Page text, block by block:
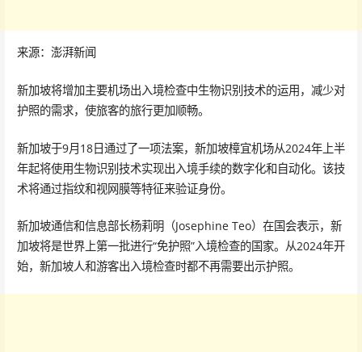
来源：澎湃新闻
新加坡将增加主要机场出入境检查中生物识别技术的运用，减少对
护照的需求，使旅客的旅行更加顺畅。
新加坡于9月18日通过了一项法案，新加坡樟宜机场从2024年上半
年起将使用生物识别技术实现出入境手续的数字化和自动化。该技
术将通过指纹和视网膜等特征来验证身份。
新加坡通信和信息部长杨莉明（Josephine Teo）在国会表示，新
加坡将是世界上第一批进行“免护照”入境检查的国家。从2024年开
始，新加坡人和游客出入境检查时都不再需要出示护照。